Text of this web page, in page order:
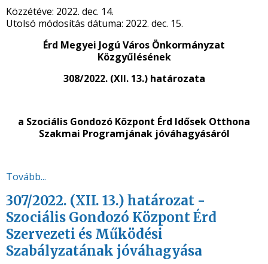
Közzétéve: 2022. dec. 14.
Utolsó módosítás dátuma: 2022. dec. 15.
Érd Megyei Jogú Város Önkormányzat
Közgyűlésének
308/2022. (XII. 13.) határozata
a Szociális Gondozó Központ Érd Idősek Otthona
Szakmai Programjának jóváhagyásáról
Tovább...
307/2022. (XII. 13.) határozat -
Szociális Gondozó Központ Érd
Szervezeti és Működési
Szabályzatának jóváhagyása